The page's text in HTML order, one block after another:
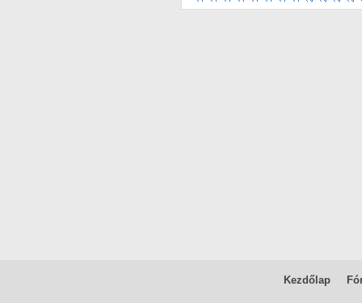
Kezdőlap